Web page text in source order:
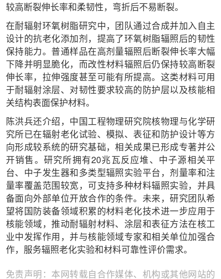
较高断裂伸长率和柔韧性，弯折后不易断裂。
在耐辐射环氧树脂研究中，团队通过合成并加入自主
设计的抗老化添加剂，提高了环氧树脂辐照后的韧性
保持能力。普通样品在高剂量辐照后断裂伸长率大幅
下降并明显脆化，而改性材料辐照后仍保持较高断裂
伸长率，拉伸强度甚至可能有所提高。这类材料可用
于耐辐射涂层、对韧性要求较高的防护层以及核能相
关结构表面保护材料。
陈洪兵还介绍，中国工程物理研究院核物理与化学研
究所已在辐射老化试验、模拟、表征和防护设计等方
向形成较系统的研究基础，相关成果已形成专著并公
开销售。研究所拥有20兆瓦反应堆、中子源相关平
台、中子发生器和多类型辐照实验平台，剂量率和注
量率覆盖范围较宽，可支持多种材料辐照实验，并具
备面向外部单位开放合作的条件。未来，研究团队希
望将国防装备领域积累的材料老化技术进一步应用于
核能领域，推动耐辐射材料、涂层和表征方法在核工
业中发挥作用，并与核能领域专家和相关单位加强合
作，服务辐照老化实验和材料可靠性评价需求。
免责声明：本网转载自合作媒体、机构或其他网站的